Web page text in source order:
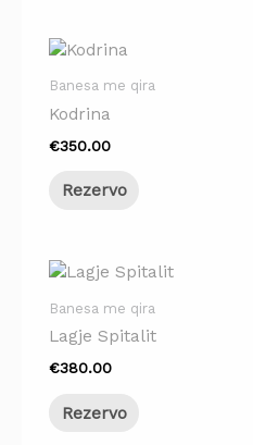
Banesa me qira
Kodrina
€350.00
Rezervo
Banesa me qira
Lagje Spitalit
€380.00
Rezervo